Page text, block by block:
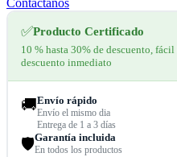
Contáctanos
✅Producto Certificado
10 % hasta 30% de descuento,
descuento inmediato
🚚Envío rápido
Envío el mismo dia
Entrega de 1 a 3 días
🛡️Garantía incluida
En todos los productos